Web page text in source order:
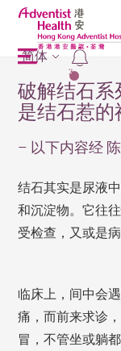
2
简体
破解结石系
是结石惹的
– 以下内容经
结石其实是尿液
和沉淀物。它往
受检查，又或是
临床上，间中会
痛，而前来求诊
冒，不管坐或躺